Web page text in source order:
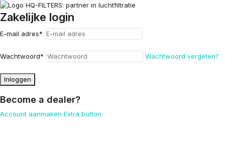
Zakelijke login
E-mail adres*
Wachtwoord* Wachtwoord vergeten?
Inloggen
Become a dealer?
Account aanmaken Extra button